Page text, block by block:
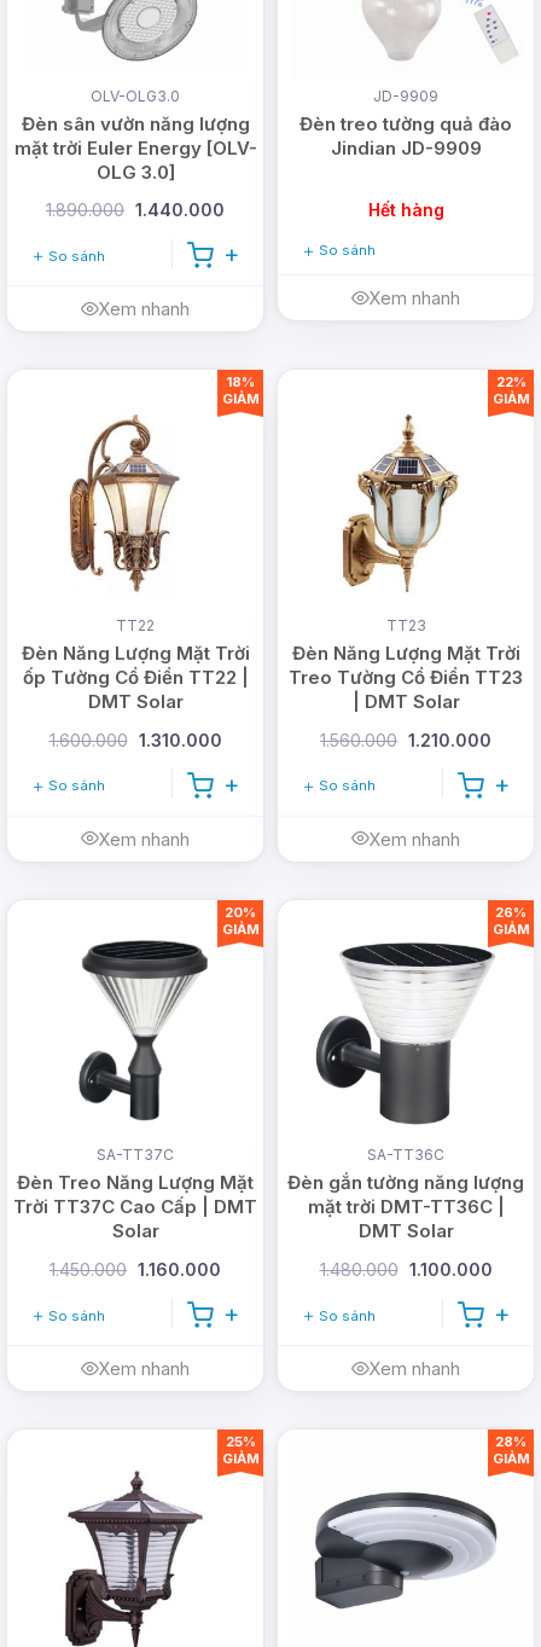
OLV-OLG3.0
Đèn sân vườn năng lượng
mặt trời Euler Energy [OLV-
OLG 3.0]
1.890.000 1.440.000
So sánh
Xem nhanh
JD-9909
Đèn treo tường quả đào
Jindian JD-9909
Hết hàng
So sánh
Xem nhanh
TT22
Đèn Năng Lượng Mặt Trời
ốp Tường Cổ Điển TT22 |
DMT Solar
1.600.000 1.310.000
So sánh
Xem nhanh
18%
GIẢM
TT23
Đèn Năng Lượng Mặt Trời
Treo Tường Cổ Điển TT23
| DMT Solar
1.560.000 1.210.000
So sánh
Xem nhanh
22%
GIẢM
SA-TT37C
Đèn Treo Năng Lượng Mặt
Trời TT37C Cao Cấp | DMT
Solar
1.450.000 1.160.000
So sánh
Xem nhanh
20%
GIẢM
SA-TT36C
Đèn gắn tường năng lượng
mặt trời DMT-TT36C |
DMT Solar
1.480.000 1.100.000
So sánh
Xem nhanh
26%
GIẢM
25%
GIẢM
28%
GIẢM